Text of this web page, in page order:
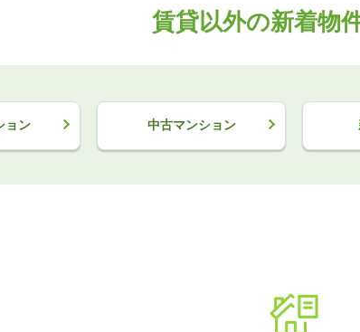
賃貸以外の新着物
ョン 中古マンション